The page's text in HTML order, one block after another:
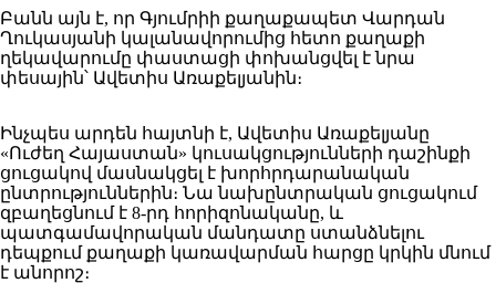
Բանն այն է, որ Գյումրիի քաղաքապետ Վարդան
Ղուկասյանի կալանավորումից հետո քաղաքի
ղեկավարումը փաստացի փոխանցվել է նրա
փեսային՝ Ավետիս Առաքելյանին։
Ինչպես արդեն հայտնի է, Ավետիս Առաքելյանը
«Ուժեղ Հայաստան» կուսակցությունների դաշինքի
ցուցակով մասնակցել է խորհրդարանական
ընտրություններին։ Նա նախընտրական ցուցակում
զբաղեցնում է 8-րդ հորիզոնականը, և
պատգամավորական մանդատը ստանձնելու
դեպքում քաղաքի կառավարման հարցը կրկին մնում
է անորոշ։